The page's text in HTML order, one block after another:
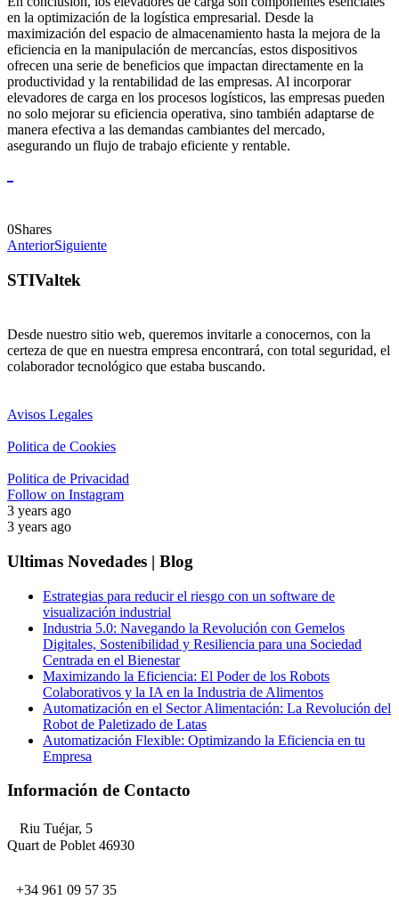
en la optimización de la logística empresarial. Desde la
maximización del espacio de almacenamiento hasta la mejora de la
eficiencia en la manipulación de mercancías, estos dispositivos
ofrecen una serie de beneficios que impactan directamente en la
productividad y la rentabilidad de las empresas. Al incorporar
elevadores de carga en los procesos logísticos, las empresas pueden
no solo mejorar su eficiencia operativa, sino también adaptarse de
manera efectiva a las demandas cambiantes del mercado,
asegurando un flujo de trabajo eficiente y rentable.
0Shares
AnteriorSiguiente
STIValtek
Desde nuestro sitio web, queremos invitarle a conocernos, con la
certeza de que en nuestra empresa encontrará, con total seguridad, el
colaborador tecnológico que estaba buscando.
Avisos Legales
Politica de Cookies
Politica de Privacidad
Follow on Instagram
3 years ago
3 years ago
Ultimas Novedades | Blog
Estrategias para reducir el riesgo con un software de
visualización industrial
Industria 5.0: Navegando la Revolución con Gemelos
Digitales, Sostenibilidad y Resiliencia para una Sociedad
Centrada en el Bienestar
Maximizando la Eficiencia: El Poder de los Robots
Colaborativos y la IA en la Industria de Alimentos
Automatización en el Sector Alimentación: La Revolución del
Robot de Paletizado de Latas
Automatización Flexible: Optimizando la Eficiencia en tu
Empresa
Información de Contacto
Riu Tuéjar, 5
Quart de Poblet 46930
+34 961 09 57 35